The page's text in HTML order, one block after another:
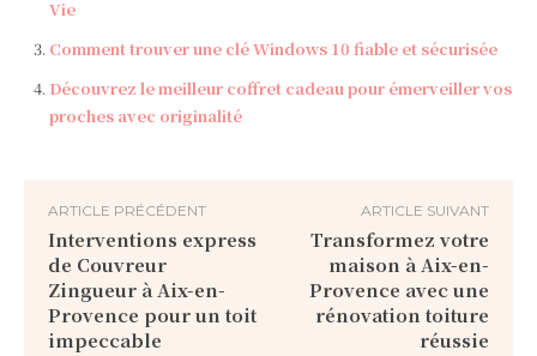
Vie
Comment trouver une clé Windows 10 fiable et sécurisée
Découvrez le meilleur coffret cadeau pour émerveiller vos
proches avec originalité
ARTICLE PRÉCÉDENT
Interventions express
de Couvreur
Zingueur à Aix-en-
Provence pour un toit
impeccable
ARTICLE SUIVANT
Transformez votre
maison à Aix-en-
Provence avec une
rénovation toiture
réussie